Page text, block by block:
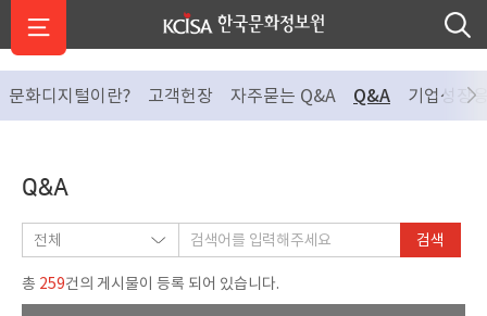
문화디지털이란? 고객헌장 자주묻는 Q&A Q&A 기업성장
Q&A
검색
총 259건의 게시물이 등록 되어 있습니다.